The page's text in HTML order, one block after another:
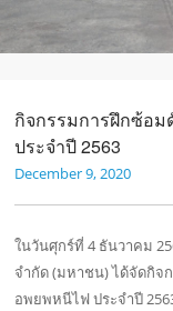
กิจกรรมการฝึกซ้อ
ประจำปี 2563
December 9, 2020
ในวันศุกร์ที่ 4 ธันวาคม
จำกัด (มหาชน) ได้จัดกิจ
อพยพหนีไฟ ประจำปี